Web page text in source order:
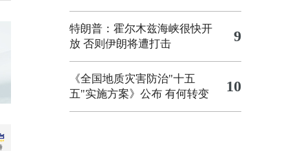
特朗普：霍尔木兹海峡很快开
放 否则伊朗将遭打击
9
《全国地质灾害防治"十五
五"实施方案》公布 有何转变
10